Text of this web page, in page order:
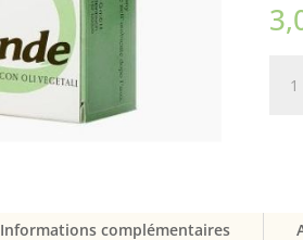
Informations complémentaires